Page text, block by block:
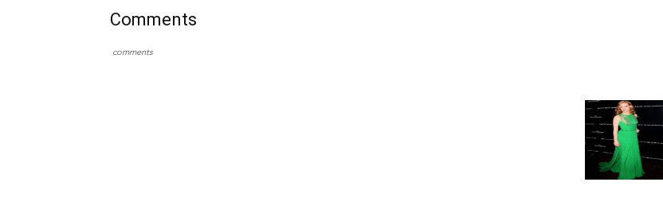
Comments
comments